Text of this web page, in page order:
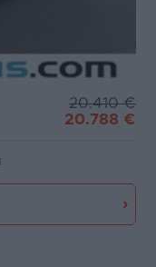
20.410 €
20.788 €